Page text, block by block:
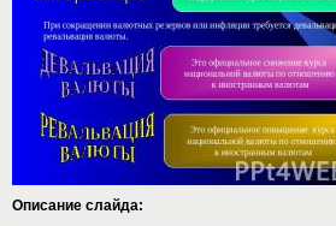
Описание слайда: